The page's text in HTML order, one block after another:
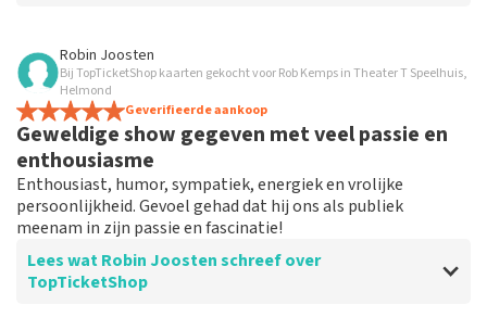
Beoordeling van Marjolein Maasland over
Prima
Robin Joosten
Bij TopTicketShop kaarten gekocht voor Rob Kemps in Theater T Speelhuis,
Helmond
Geverifieerde aankoop
Geweldige show gegeven met veel passie en
enthousiasme
Enthousiast, humor, sympatiek, energiek en vrolijke
persoonlijkheid. Gevoel gehad dat hij ons als publiek
meenam in zijn passie en fascinatie!
Lees wat Robin Joosten schreef over
TopTicketShop